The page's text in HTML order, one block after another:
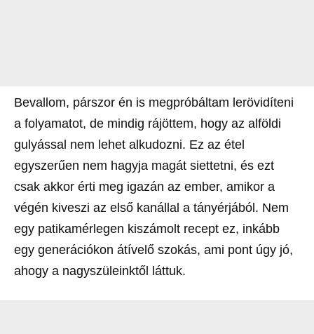
Bevallom, párszor én is megpróbáltam lerövidíteni
a folyamatot, de mindig rájöttem, hogy az alföldi
gulyással nem lehet alkudozni. Ez az étel
egyszerűen nem hagyja magát siettetni, és ezt
csak akkor érti meg igazán az ember, amikor a
végén kiveszi az első kanállal a tányérjából. Nem
egy patikamérlegen kiszámolt recept ez, inkább
egy generációkon átívelő szokás, ami pont úgy jó,
ahogy a nagyszüleinktől láttuk.